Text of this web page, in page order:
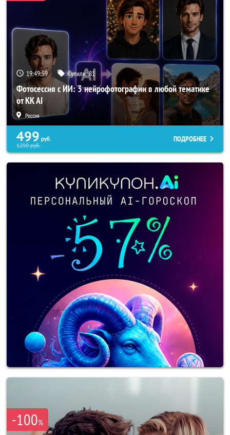
19:49:57 Купили:81
Фотосессия с ИИ: 3 нейрофотографии в любой тематике
от KK AI
Россия
499 руб.
1290руб.
ПОДРОБНЕЕ
-100%